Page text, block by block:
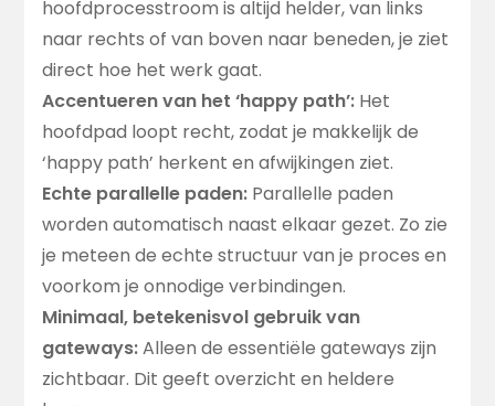
hoofdprocesstroom is altijd helder, van links
naar rechts of van boven naar beneden, je ziet
direct hoe het werk gaat.
Accentueren van het ‘happy path’: Het
hoofdpad loopt recht, zodat je makkelijk de
‘happy path’ herkent en afwijkingen ziet.
Echte parallelle paden: Parallelle paden
worden automatisch naast elkaar gezet. Zo zie
je meteen de echte structuur van je proces en
voorkom je onnodige verbindingen.
Minimaal, betekenisvol gebruik van
gateways:Alleen de essentiële gateways zijn
zichtbaar. Dit geeft overzicht en heldere